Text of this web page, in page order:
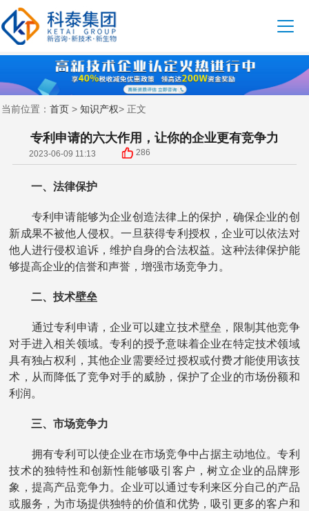
当前位置： 首页 > 知识产权> 正文
专利申请的六大作用，让你的企业更有竞争力
2023-06-09 11:13 286
一、法律保护
专利申请能够为企业创造法律上的保护，确保企业的创
新成果不被他人侵权。一旦获得专利授权，企业可以依法对
他人进行侵权追诉，维护自身的合法权益。这种法律保护能
够提高企业的信誉和声誉，增强市场竞争力。
二、技术壁垒
通过专利申请，企业可以建立技术壁垒，限制其他竞争
对手进入相关领域。专利的授予意味着企业在特定技术领域
具有独占权利，其他企业需要经过授权或付费才能使用该技
术，从而降低了竞争对手的威胁，保护了企业的市场份额和
利润。
三、市场竞争力
拥有专利可以使企业在市场竞争中占据主动地位。专利
技术的独特性和创新性能够吸引客户，树立企业的品牌形
象，提高产品竞争力。企业可以通过专利来区分自己的产品
或服务，为市场提供独特的价值和优势，吸引更多的客户和